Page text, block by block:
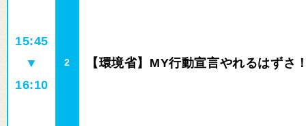
15:45
▼
16:10
2 【環境省】MY行動宣言やれるはずさ